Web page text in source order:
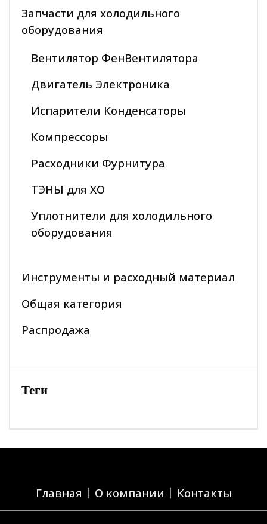
Запчасти для холодильного
оборудования
Вентилятор ФенВентилятора
Двигатель Электроника
Испарители Конденсаторы
Компрессоры
Расходники Фурнитура
ТЭНЫ для ХО
Уплотнители для холодильного
оборудования
Инструменты и расходный материал
Общая категория
Распродажа
Теги
Главная О компании Контакты